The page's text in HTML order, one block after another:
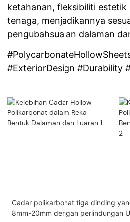
ketahanan, fleksibiliti estetik
tenaga, menjadikannya
pengubahsuaian dalaman
#ExteriorDesign #Durability
Cadar polikarbonat tiga dinding
8mm-20mm dengan perlindungan